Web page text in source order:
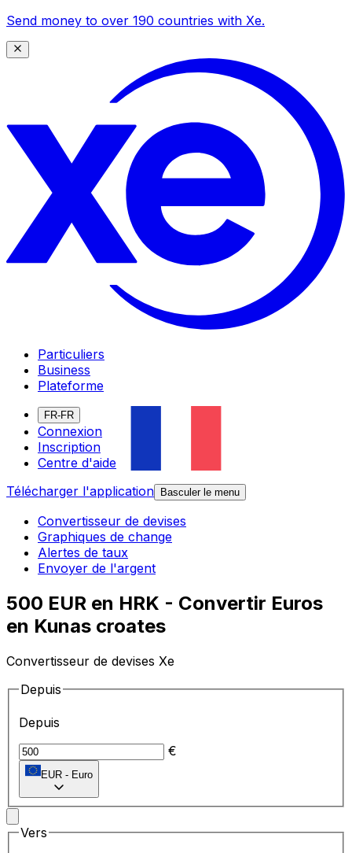
Send money to over 190 countries with Xe.
Particuliers
Business
Plateforme
FR-FR
Connexion
Inscription
Centre d'aide
Télécharger l'application
Basculer le menu
Convertisseur de devises
Graphiques de change
Alertes de taux
Envoyer de l'argent
500 EUR en HRK - Convertir Euros
en Kunas croates
Convertisseur de devises Xe
Depuis
Depuis
€
EUR - Euro
Vers